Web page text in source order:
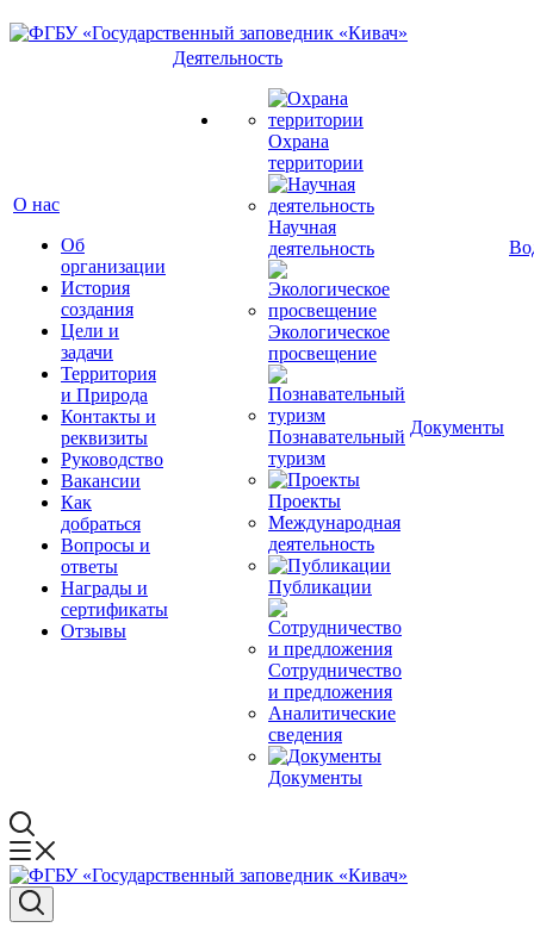
О нас
Об
организации
История
создания
Цели и
задачи
Территория
и Природа
Контакты и
реквизиты
Руководство
Вакансии
Как
добраться
Вопросы и
ответы
Награды и
сертификаты
Отзывы
Деятельность
Охрана
территории
Научная
деятельность
Экологическое
просвещение
Познавательный
туризм
Проекты
Международная
деятельность
Публикации
Сотрудничество
и предложения
Аналитические
сведения
Документы
Документы